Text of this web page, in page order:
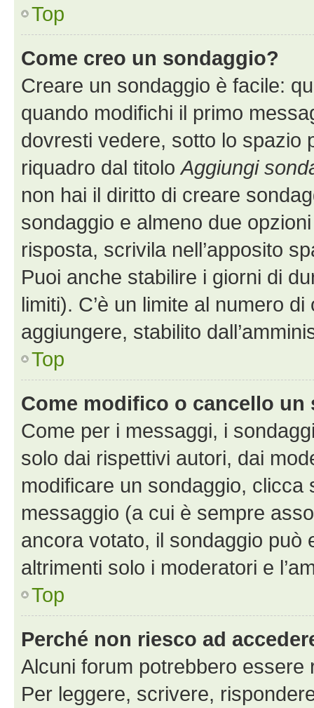
Top
Come creo un sondaggio?
Creare un sondaggio è facile:
quando modifichi il primo
dovresti vedere, sotto lo spazio
riquadro dal titolo Aggiungi
non hai il diritto di creare
sondaggio e almeno due
risposta, scrivila nell’apposito
Puoi anche stabilire i giorni di
limiti). C’è un limite al numero
aggiungere, stabilito
Top
Come modifico o cancello un
Come per i messaggi, i
solo dai rispettivi autori, dai
modificare un sondaggio,
messaggio (a cui è sempre
ancora votato, il sondaggio può
altrimenti solo i moderatori e
Top
Perché non riesco ad
Alcuni forum potrebbero
Per leggere, scrivere,